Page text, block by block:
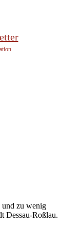
und zu wenig
Dessau-Roßlau.